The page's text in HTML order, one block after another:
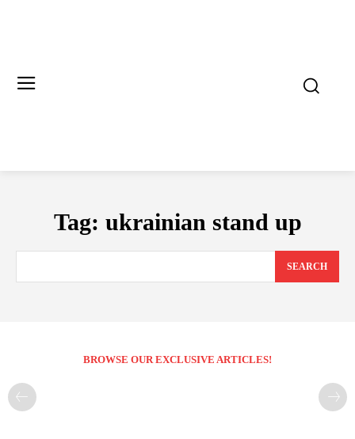
Tag: ukrainian stand up
SEARCH
BROWSE OUR EXCLUSIVE ARTICLES!